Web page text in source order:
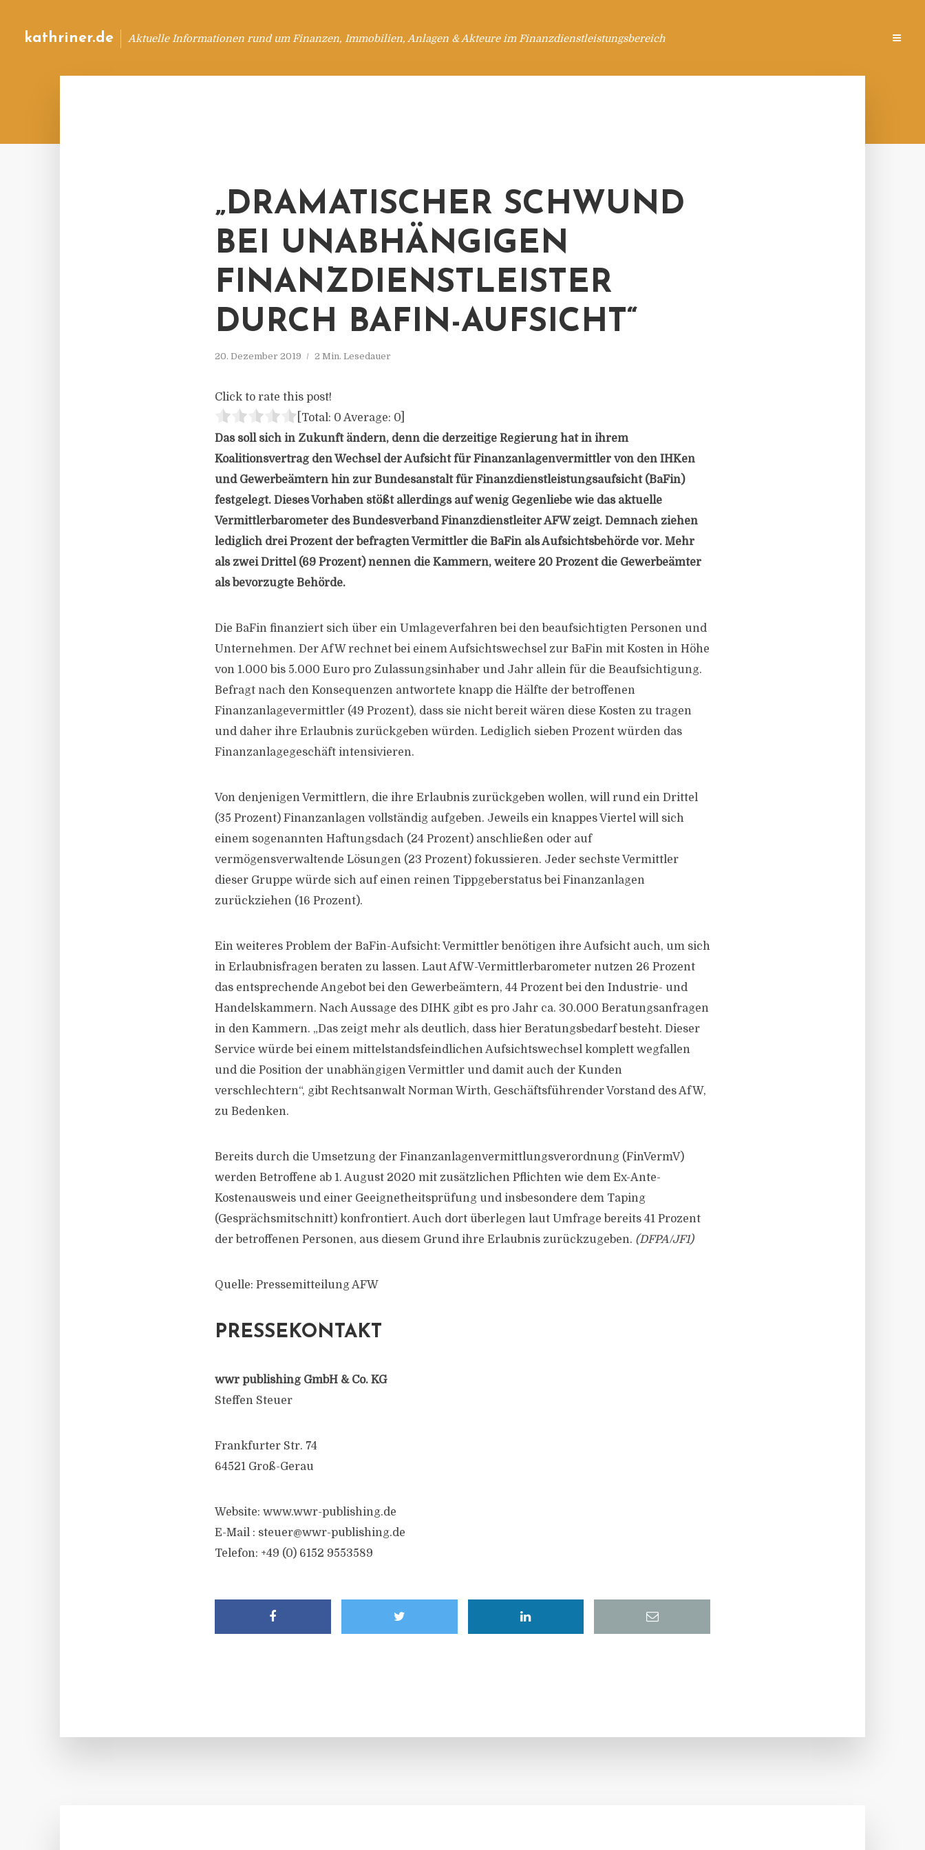
kathriner.de Aktuelle Informationen rund um Finanzen, Immobilien, Anlagen & Akteure im Finanzdienstleistungsbereich
„DRAMATISCHER SCHWUND
BEI UNABHÄNGIGEN
FINANZDIENSTLEISTER
DURCH BAFIN-AUFSICHT“
20. Dezember 2019 2 Min. Lesedauer
Click to rate this post!
[Total: 0 Average: 0
Das soll sich in Zukunft ändern, denn die derzeitige Regierung hat in ihrem
Koalitionsvertrag den Wechsel der Aufsicht für Finanzanlagenvermittler von den IHKen
und Gewerbeämtern hin zur Bundesanstalt für Finanzdienstleistungsaufsicht (BaFin)
festgelegt. Dieses Vorhaben stößt allerdings auf wenig Gegenliebe wie das aktuelle
Vermittlerbarometer des Bundesverband Finanzdienstleiter AFW zeigt. Demnach ziehen
lediglich drei Prozent der befragten Vermittler die BaFin als Aufsichtsbehörde vor. Mehr
als zwei Drittel (69 Prozent) nennen die Kammern, weitere 20 Prozent die Gewerbeämter
als bevorzugte Behörde.
Die BaFin finanziert sich über ein Umlageverfahren bei den beaufsichtigten Personen und
Unternehmen. Der AfW rechnet bei einem Aufsichtswechsel zur BaFin mit Kosten in Höhe
von 1.000 bis 5.000 Euro pro Zulassungsinhaber und Jahr allein für die Beaufsichtigung.
Befragt nach den Konsequenzen antwortete knapp die Hälfte der betroffenen
Finanzanlagevermittler (49 Prozent), dass sie nicht bereit wären diese Kosten zu tragen
und daher ihre Erlaubnis zurückgeben würden. Lediglich sieben Prozent würden das
Finanzanlagegeschäft intensivieren.
Von denjenigen Vermittlern, die ihre Erlaubnis zurückgeben wollen, will rund ein Drittel
(35 Prozent) Finanzanlagen vollständig aufgeben. Jeweils ein knappes Viertel will sich
einem sogenannten Haftungsdach (24 Prozent) anschließen oder auf
vermögensverwaltende Lösungen (23 Prozent) fokussieren. Jeder sechste Vermittler
dieser Gruppe würde sich auf einen reinen Tippgeberstatus bei Finanzanlagen
zurückziehen (16 Prozent).
Ein weiteres Problem der BaFin-Aufsicht: Vermittler benötigen ihre Aufsicht auch, um sich
in Erlaubnisfragen beraten zu lassen. Laut AfW-Vermittlerbarometer nutzen 26 Prozent
das entsprechende Angebot bei den Gewerbeämtern, 44 Prozent bei den Industrie- und
Handelskammern. Nach Aussage des DIHK gibt es pro Jahr ca. 30.000 Beratungsanfragen
in den Kammern. „Das zeigt mehr als deutlich, dass hier Beratungsbedarf besteht. Dieser
Service würde bei einem mittelstandsfeindlichen Aufsichtswechsel komplett wegfallen
und die Position der unabhängigen Vermittler und damit auch der Kunden
verschlechtern“, gibt Rechtsanwalt Norman Wirth, Geschäftsführender Vorstand des AfW,
zu Bedenken.
Bereits durch die Umsetzung der Finanzanlagenvermittlungsverordnung (FinVermV)
werden Betroffene ab 1. August 2020 mit zusätzlichen Pflichten wie dem Ex-Ante-
Kostenausweis und einer Geeignetheitsprüfung und insbesondere dem Taping
(Gesprächsmitschnitt) konfrontiert. Auch dort überlegen laut Umfrage bereits 41 Prozent
der betroffenen Personen, aus diesem Grund ihre Erlaubnis zurückzugeben. (DFPA/JF1)
Quelle: Pressemitteilung AFW
PRESSEKONTAKT
wwr publishing GmbH & Co. KG
Steffen Steuer
Frankfurter Str. 74
64521 Groß-Gerau
Website: www.wwr-publishing.de
E-Mail : steuer@wwr-publishing.de
Telefon: +49 (0) 6152 9553589